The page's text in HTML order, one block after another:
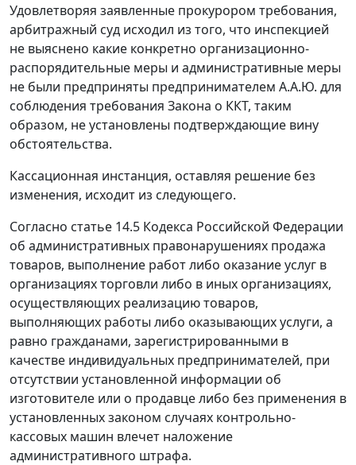
Удовлетворяя заявленные прокурором требования,
арбитражный суд исходил из того, что инспекцией
не выяснено какие конкретно организационно-
распорядительные меры и административные меры
не были предприняты предпринимателем А.А.Ю. для
соблюдения требования Закона о ККТ, таким
образом, не установлены подтверждающие вину
обстоятельства.
Кассационная инстанция, оставляя решение без
изменения, исходит из следующего.
Согласно статье 14.5 Кодекса Российской Федерации
об административных правонарушениях продажа
товаров, выполнение работ либо оказание услуг в
организациях торговли либо в иных организациях,
осуществляющих реализацию товаров,
выполняющих работы либо оказывающих услуги, а
равно гражданами, зарегистрированными в
качестве индивидуальных предпринимателей, при
отсутствии установленной информации об
изготовителе или о продавце либо без применения в
установленных законом случаях контрольно-
кассовых машин влечет наложение
административного штрафа.